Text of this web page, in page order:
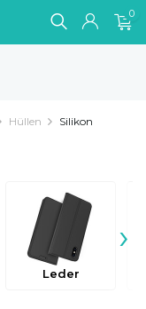
0
Hüllen Silikon
Leder
›